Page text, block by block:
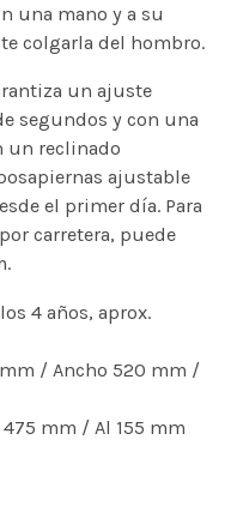
una mano y a su
colgarla del hombro.
un ajuste
segundos y con una
un reclinado
ajustable
el primer día. Para
carretera, puede
4 años, aprox.
/ Ancho 520 mm /
mm / Al 155 mm